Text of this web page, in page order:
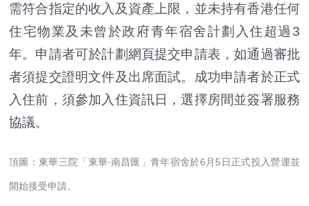
需符合指定的收入及資產上限，並未持有香港任何
住宅物業及未曾於政府青年宿舍計劃入住超過3
年。申請者可於計劃網頁提交申請表，如通過審批
者須提交證明文件及出席面試。成功申請者於正式
入住前，須參加入住資訊日，選擇房間並簽署服務
協議。
頂圖： 東華三院「東華‧南昌匯」青年宿舍於6 月 5 日正式投入營運並
開始接受申請。